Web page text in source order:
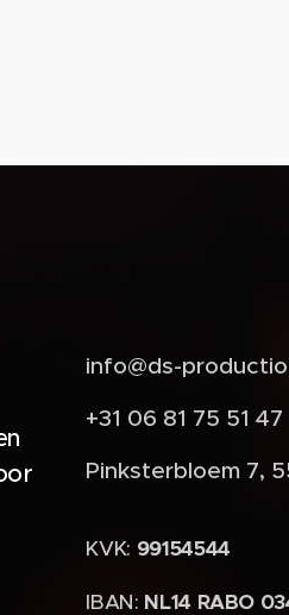
info@ds-
+31 06 81 75 51 47
Pinksterbloem 7,
KVK: 99154544
IBAN: NL14 RABO